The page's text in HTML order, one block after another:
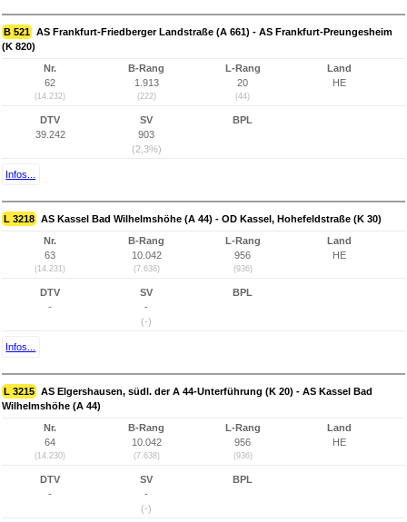
B 521 AS Frankfurt-Friedberger Landstraße (A 661) - AS Frankfurt-Preungesheim
(K 820)
Nr.
62
(14.232)
B-Rang
1.913
(222)
L-Rang
20
(44)
Land
HE
DTV
39.242
SV
903
(2,3%)
BPL
Infos...
L 3218 AS Kassel Bad Wilhelmshöhe (A 44) - OD Kassel, Hohefeldstraße (K 30)
Nr.
63
(14.231)
B-Rang
10.042
(7.638)
L-Rang
956
(936)
Land
HE
DTV
-
SV
-
(-)
BPL
Infos...
L 3215 AS Elgershausen, südl. der A 44-Unterführung (K 20) - AS Kassel Bad
Wilhelmshöhe (A 44)
Nr.
64
(14.230)
B-Rang
10.042
(7.638)
L-Rang
956
(936)
Land
HE
DTV
-
SV
-
(-)
BPL